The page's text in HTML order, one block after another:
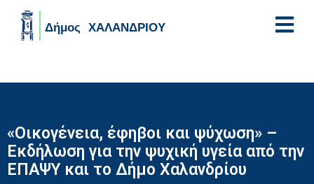
«Οικογένεια, έφηβοι και ψύχωση» –
Εκδήλωση για την ψυχική υγεία από την
ΕΠΑΨΥ και το Δήμο Χαλανδρίου